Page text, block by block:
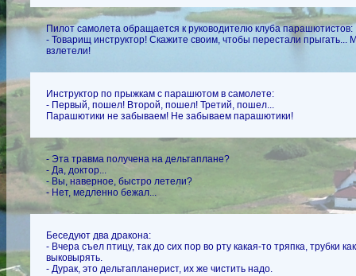
Пилот самолета обращается к руководителю клуба парашютистов:
- Товарищ инструктор! Скажите своим, чтобы перестали
взлетели!
Инструктор по прыжкам с парашютом в самолете:
- Первый, пошел! Второй, пошел! Третий, пошел...
Парашютики не забываем! Не забываем парашютики!
- Эта травма получена на дельтаплане?
- Да, доктор...
- Вы, наверное, быстро летели?
- Нет, медленно бежал...
Беседуют два дракона:
- Вчера съел птицу, так до сих пор во рту какая-то тряпка, трубки
выковырять.
- Дурак, это дельтапланерист, их же чистить надо.